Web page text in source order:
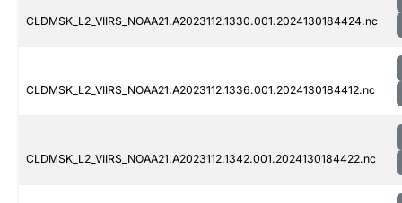
CLDMSK_L2_VIIRS_NOAA21.A2023112.1330.001.2024130184424.nc
CLDMSK_L2_VIIRS_NOAA21.A2023112.1336.001.2024130184412.nc
CLDMSK_L2_VIIRS_NOAA21.A2023112.1342.001.2024130184422.nc